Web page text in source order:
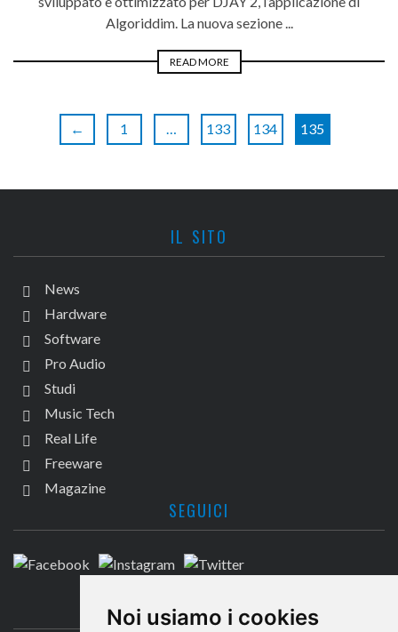
Noi usiamo i cookies
Algoriddim. La nuova sezione ...
READ MORE
← 1 … 133 134 135
IL SITO
News
Hardware
Software
Pro Audio
Studi
Music Tech
Real Life
Freeware
Magazine
SEGUICI
CONTATTACI